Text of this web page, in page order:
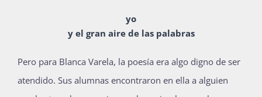
yo
y el gran aire de las palabras
Pero para Blanca Varela, la poesía era algo digno de ser
atendido. Sus alumnas encontraron en ella a alguien